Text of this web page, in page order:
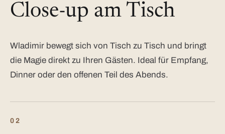
Close-up am Tisch
Wladimir bewegt sich von Tisch zu Tisch und bringt
die Magie direkt zu Ihren Gästen. Ideal für Empfang,
Dinner oder den offenen Teil des Abends.
02